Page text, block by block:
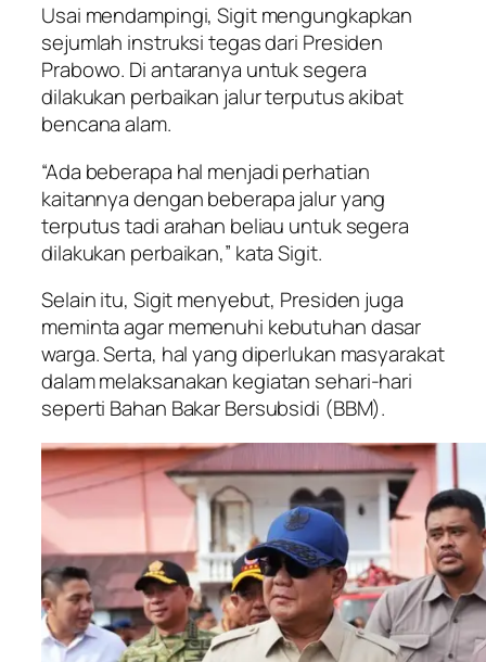
Usai mendampingi, Sigit mengungkapkan
sejumlah instruksi tegas dari Presiden
Prabowo. Di antaranya untuk segera
dilakukan perbaikan jalur terputus akibat
bencana alam.
“Ada beberapa hal menjadi perhatian
kaitannya dengan beberapa jalur yang
terputus tadi arahan beliau untuk segera
dilakukan perbaikan,” kata Sigit.
Selain itu, Sigit menyebut, Presiden juga
meminta agar memenuhi kebutuhan dasar
warga. Serta, hal yang diperlukan masyarakat
dalam melaksanakan kegiatan sehari-hari
seperti Bahan Bakar Bersubsidi (BBM).